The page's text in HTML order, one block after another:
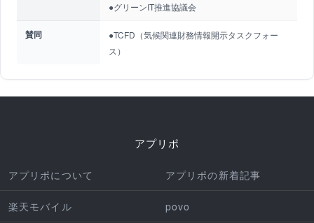
●グリーンIT推進協議会
賛同
●TCFD（気候関連財務情報開示タスクフォー
ス）
アプリポ
アプリポについて アプリポの新着記事
楽天モバイル povo